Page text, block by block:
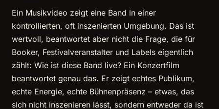
Ein Musikvideo zeigt eine Band in einer
kontrollierten, oft inszenierten Umgebung. Das ist
wertvoll, beantwortet aber nicht die Frage, die für
Booker, Festivalveranstalter und Labels eigentlich
zählt: Wie ist diese Band live? Ein Konzertfilm
beantwortet genau das. Er zeigt echtes Publikum,
echte Energie, echte Bühnenpräsenz – etwas, das
sich nicht inszenieren lässt, sondern entweder da ist